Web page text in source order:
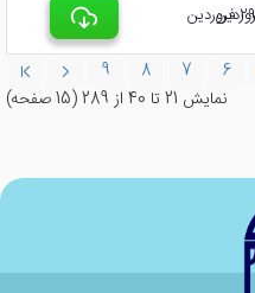
6
7
8
9
نمايش 21 تا 40 از 289 (15 صفحه)